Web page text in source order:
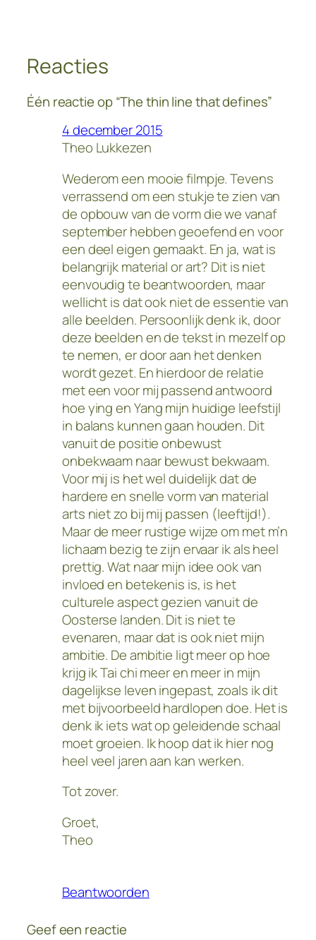
Reacties
Één reactie op “The thin line that defines”
4 december 2015
Theo Lukkezen
Wederom een mooie filmpje. Tevens
verrassend om een stukje te zien van
de opbouw van de vorm die we vanaf
september hebben geoefend en voor
een deel eigen gemaakt. En ja, wat is
belangrijk material or art? Dit is niet
eenvoudig te beantwoorden, maar
wellicht is dat ook niet de essentie van
alle beelden. Persoonlijk denk ik, door
deze beelden en de tekst in mezelf op
te nemen, er door aan het denken
wordt gezet. En hierdoor de relatie
met een voor mij passend antwoord
hoe ying en Yang mijn huidige leefstijl
in balans kunnen gaan houden. Dit
vanuit de positie onbewust
onbekwaam naar bewust bekwaam.
Voor mij is het wel duidelijk dat de
hardere en snelle vorm van material
arts niet zo bij mij passen (leeftijd!).
Maar de meer rustige wijze om met m’n
lichaam bezig te zijn ervaar ik als heel
prettig. Wat naar mijn idee ook van
invloed en betekenis is, is het
culturele aspect gezien vanuit de
Oosterse landen. Dit is niet te
evenaren, maar dat is ook niet mijn
ambitie. De ambitie ligt meer op hoe
krijg ik Tai chi meer en meer in mijn
dagelijkse leven ingepast, zoals ik dit
met bijvoorbeeld hardlopen doe. Het is
denk ik iets wat op geleidende schaal
moet groeien. Ik hoop dat ik hier nog
heel veel jaren aan kan werken.
Tot zover.
Groet,
Theo
Beantwoorden
Geef een reactie